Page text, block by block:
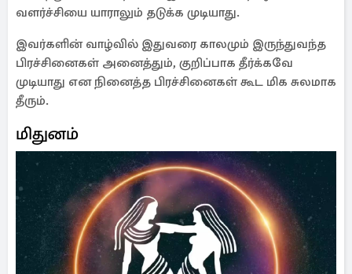
வளர்ச்சியை யாராலும் தடுக்க முடியாது.
இவர்களின் வாழ்வில் இதுவரை காலமும் இருந்துவந்த
பிரச்சினைகள் அனைத்தும், குறிப்பாக தீர்க்கவே
முடியாது என நினைத்த பிரச்சினைகள் கூட மிக சுலமாக
தீரும்.
மிதுனம்